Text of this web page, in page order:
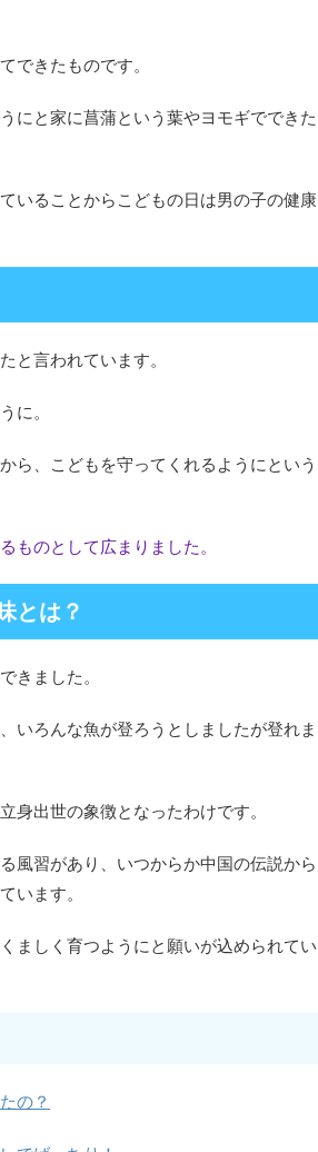
できたものです。
にと家に菖蒲という葉やヨモギでできた
いることからこどもの日は男の子の健康
と言われています。
に。
ら、こどもを守ってくれるようにという
ものとして広まりました。
とは？
きました。
いろんな魚が登ろうとしましたが登れま
身出世の象徴となったわけです。
風習があり、いつからか中国の伝説から
います。
ましく育つようにと願いが込められてい
の？